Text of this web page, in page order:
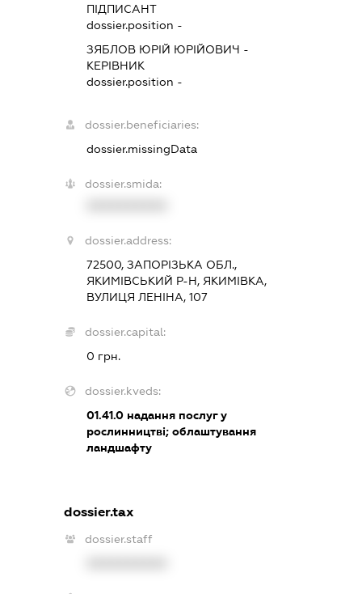
ПІДПИСАНТ
dossier.position -
ЗЯБЛОВ ЮРІЙ ЮРІЙОВИЧ -
КЕРІВНИК
dossier.position -
dossier.beneficiaries:
dossier.missingData
dossier.smida:
dossier.address:
72500, ЗАПОРІЗЬКА ОБЛ.,
ЯКИМІВСЬКИЙ Р-Н, ЯКИМІВКА,
ВУЛИЦЯ ЛЕНІНА, 107
dossier.capital:
0 грн.
dossier.kveds:
01.41.0 надання послуг у
рослинництві; облаштування
ландшафту
dossier.tax
dossier.staff